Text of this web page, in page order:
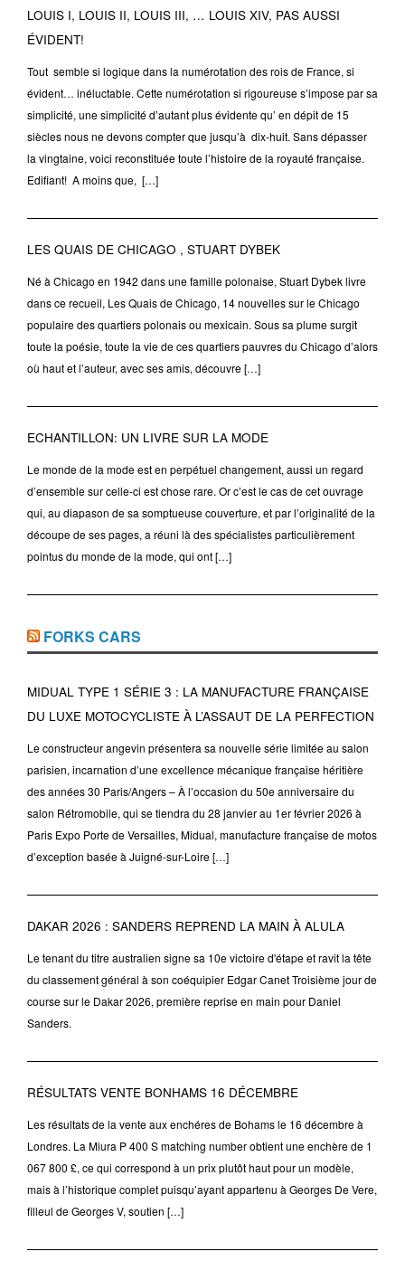
LOUIS I, LOUIS II, LOUIS III, … LOUIS XIV, PAS AUSSI
ÉVIDENT!
Tout semble si logique dans la numérotation des rois de France, si
évident… inéluctable. Cette numérotation si rigoureuse s’impose par sa
simplicité, une simplicité d’autant plus évidente qu’ en dépit de 15
siècles nous ne devons compter que jusqu’à dix-huit. Sans dépasser
la vingtaine, voici reconstituée toute l’histoire de la royauté française.
Edifiant! A moins que, […]
LES QUAIS DE CHICAGO , STUART DYBEK
Né à Chicago en 1942 dans une famille polonaise, Stuart Dybek livre
dans ce recueil, Les Quais de Chicago, 14 nouvelles sur le Chicago
populaire des quartiers polonais ou mexicain. Sous sa plume surgit
toute la poésie, toute la vie de ces quartiers pauvres du Chicago d’alors
où haut et l’auteur, avec ses amis, découvre […]
ECHANTILLON: UN LIVRE SUR LA MODE
Le monde de la mode est en perpétuel changement, aussi un regard
d’ensemble sur celle-ci est chose rare. Or c’est le cas de cet ouvrage
qui, au diapason de sa somptueuse couverture, et par l’originalité de la
découpe de ses pages, a réuni là des spécialistes particulièrement
pointus du monde de la mode, qui ont […]
FORKS CARS
MIDUAL TYPE 1 SÉRIE 3 : LA MANUFACTURE FRANÇAISE
DU LUXE MOTOCYCLISTE À L’ASSAUT DE LA PERFECTION
Le constructeur angevin présentera sa nouvelle série limitée au salon
parisien, incarnation d’une excellence mécanique française héritière
des années 30 Paris/Angers – À l’occasion du 50e anniversaire du
salon Rétromobile, qui se tiendra du 28 janvier au 1er février 2026 à
Paris Expo Porte de Versailles, Midual, manufacture française de motos
d’exception basée à Juigné-sur-Loire […]
DAKAR 2026 : SANDERS REPREND LA MAIN À ALULA
Le tenant du titre australien signe sa 10e victoire d'étape et ravit la tête
du classement général à son coéquipier Edgar Canet Troisième jour de
course sur le Dakar 2026, première reprise en main pour Daniel
Sanders.
RÉSULTATS VENTE BONHAMS 16 DÉCEMBRE
Les résultats de la vente aux enchéres de Bohams le 16 décembre à
Londres. La Miura P 400 S matching number obtient une enchère de 1
067 800 £, ce qui correspond à un prix plutôt haut pour un modèle,
mais à l’historique complet puisqu’ayant appartenu à Georges De Vere,
filleul de Georges V, soutien […]